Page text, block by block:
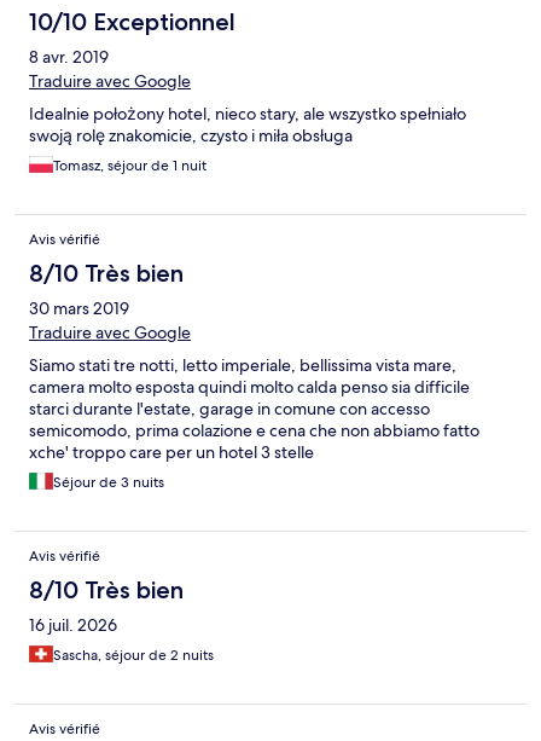
10/10 Exceptionnel
8 avr. 2019
Traduire avec Google
Idealnie położony hotel, nieco stary, ale wszystko spełniało
swoją rolę znakomicie, czysto i miła obsługa
Tomasz, séjour de 1 nuit
Avis vérifié
8/10 Très bien
30 mars 2019
Traduire avec Google
Siamo stati tre notti, letto imperiale, bellissima vista mare,
camera molto esposta quindi molto calda penso sia difficile
starci durante l'estate, garage in comune con accesso
semicomodo, prima colazione e cena che non abbiamo fatto
xche' troppo care per un hotel 3 stelle
Séjour de 3 nuits
Avis vérifié
8/10 Très bien
16 juil. 2026
Sascha, séjour de 2 nuits
Avis vérifié